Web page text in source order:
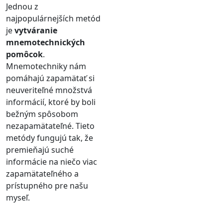
Jednou z
najpopulárnejších metód
jevytváranie
mnemotechnických
pomôcok.
Mnemotechniky nám
pomáhajú zapamätať si
neuveriteľné množstvá
informácií, ktoré by boli
bežným spôsobom
nezapamätateľné. Tieto
metódy fungujú tak, že
premieňajú suché
informácie na niečo viac
zapamätateľného a
prístupného pre našu
myseľ.